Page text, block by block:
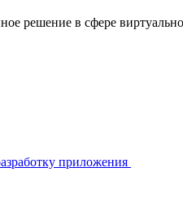
решение в сфере
приложения